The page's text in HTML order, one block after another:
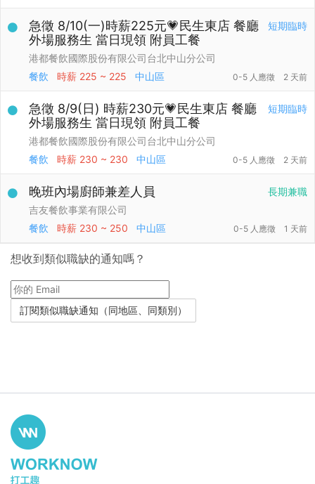
短期臨時
急徵 8/10(一)時薪225元💗民生東店 餐廳
外場服務生 當日現領 附員工餐
港都餐飲國際股份有限公司台北中山分公司
餐飲
時薪 225 ~ 225 中山區 0-5 人應徵 2 天前
短期臨時
急徵 8/9(日) 時薪230元💗民生東店 餐廳
外場服務生 當日現領 附員工餐
港都餐飲國際股份有限公司台北中山分公司
餐飲
時薪 230 ~ 230 中山區 0-5 人應徵 2 天前
長期兼職
晚班內場廚師兼差人員
吉友餐飲事業有限公司
餐飲
時薪 230 ~ 250 中山區 0-5 人應徵 1 天前
想收到類似職缺的通知嗎？